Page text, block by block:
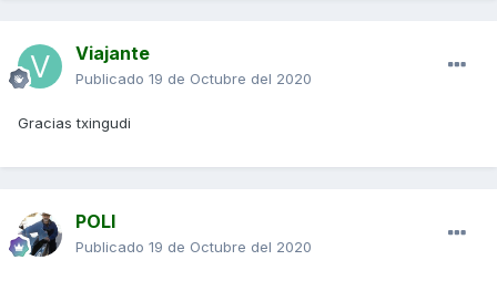
Viajante
Publicado 19 de Octubre del 2020
Gracias txingudi
POLI
Publicado 19 de Octubre del 2020